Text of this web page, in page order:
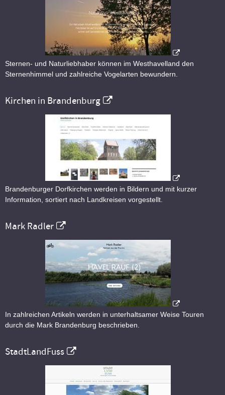
Sternen- und Naturliebhaber können im Westhavelland den
Sternenhimmel und zahlreiche Vogelarten bewundern.
Kirchen in Brandenburg
Brandenburger Dorfkirchen werden in Bildern und mit kurzer
Information, sortiert nach Landkreisen vorgestellt.
Mark Radler
In zahlreichen Artikeln werden in unterhaltsamer Weise Touren
durch die Mark Brandenburg beschrieben.
StadtLandFuss